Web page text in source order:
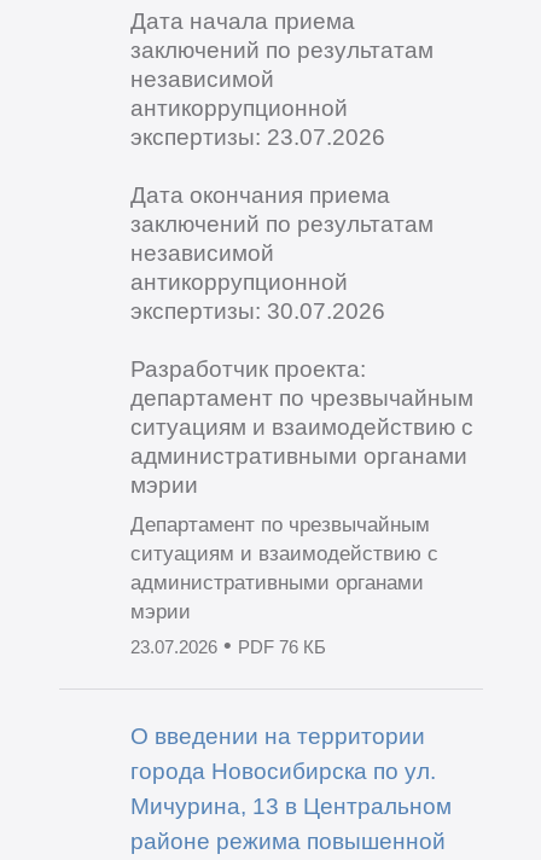
Дата начала приема
заключений по результатам
независимой
антикоррупционной
экспертизы: 23.07.2026
Дата окончания приема
заключений по результатам
независимой
антикоррупционной
экспертизы: 30.07.2026
Разработчик проекта:
департамент по чрезвычайным
ситуациям и взаимодействию с
административными органами
мэрии
Департамент по чрезвычайным
ситуациям и взаимодействию с
административными органами
мэрии
23.07.2026• PDF 76 КБ
О введении на территории
города Новосибирска по ул.
Мичурина, 13 в Центральном
районе режима повышенной